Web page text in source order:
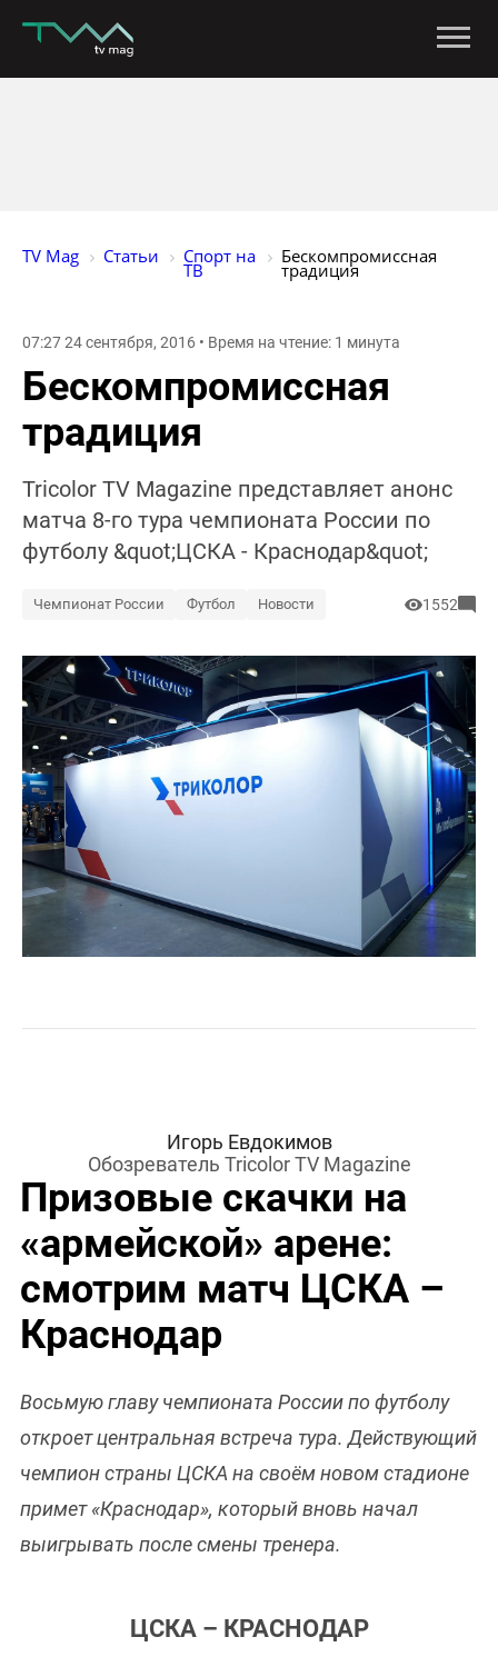
TV Mag Статьи Спорт на
ТВ
Бескомпромиссная
традиция
07:27 24 сентября, 2016 • Время на чтение: 1 минута
Бескомпромиссная
традиция
Tricolor TV Magazine представляет анонс
матча 8-го тура чемпионата России по
футболу &quot;ЦСКА - Краснодар&quot;
Чемпионат России Футбол Новости 1552
Игорь Евдокимов
Обозреватель Tricolor TV Magazine
Призовые скачки на
«армейской» арене:
смотрим матч ЦСКА –
Краснодар
Восьмую главу чемпионата России по футболу
откроет центральная встреча тура. Действующий
чемпион страны ЦСКА на своём новом стадионе
примет «Краснодар», который вновь начал
выигрывать после смены тренера.
ЦСКА – КРАСНОДАР